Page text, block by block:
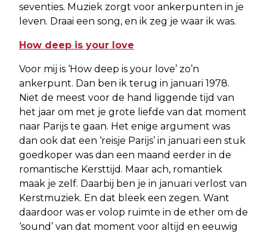
seventies. Muziek zorgt voor ankerpunten in je
leven. Draai een song, en ik zeg je waar ik was.
How deep is your love
Voor mij is ‘How deep is your love’ zo’n
ankerpunt. Dan ben ik terug in januari 1978.
Niet de meest voor de hand liggende tijd van
het jaar om met je grote liefde van dat moment
naar Parijs te gaan. Het enige argument was
dan ook dat een ‘reisje Parijs’ in januari een stuk
goedkoper was dan een maand eerder in de
romantische Kersttijd. Maar ach, romantiek
maak je zelf. Daarbij ben je in januari verlost van
Kerstmuziek. En dat bleek een zegen. Want
daardoor was er volop ruimte in de ether om de
‘sound’ van dat moment voor altijd en eeuwig